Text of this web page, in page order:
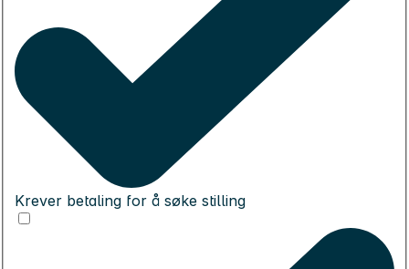
Krever betaling for å søke stilling